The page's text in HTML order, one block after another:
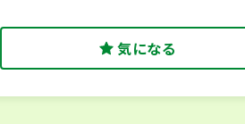
気になる